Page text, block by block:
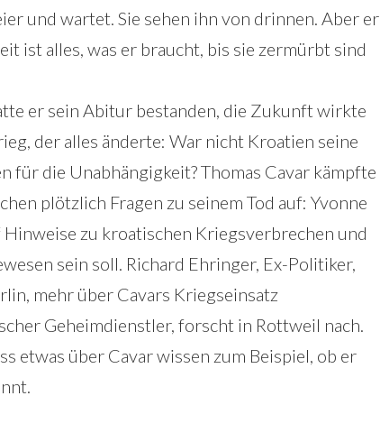
und wartet. Sie sehen ihn von drinnen. Aber er
ist alles, was er braucht, bis sie zermürbt sind
er sein Abitur bestanden, die Zukunft wirkte
der alles änderte: War nicht Kroatien seine
für die Unabhängigkeit? Thomas Cavar kämpfte
plötzlich Fragen zu seinem Tod auf: Yvonne
zu kroatischen Kriegsverbrechen und
sein soll. Richard Ehringer, Ex-Politiker,
mehr über Cavars Kriegseinsatz
Geheimdienstler, forscht in Rottweil nach.
etwas über Cavar wissen zum Beispiel, ob er